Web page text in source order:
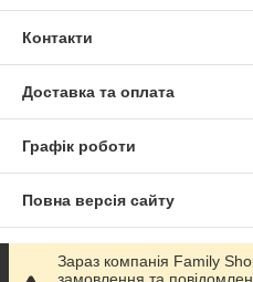
Контакти
Доставка та оплата
Графік роботи
Повна версія сайту
Сайт створено на
Зараз компанія Family